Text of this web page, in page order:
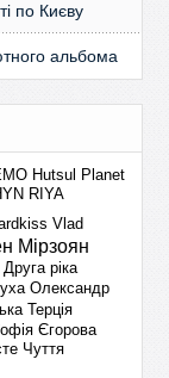
по Києву
альбома
Hutsul Planet
RIYA
Vlad
Мірзоян
Друга ріка
Олександр
Терція
Єгорова
Чуття